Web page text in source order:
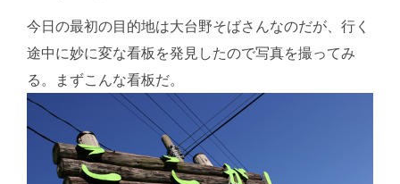
今日の最初の目的地は大台野そばさんなのだが、行く
途中に妙に変な看板を発見したので写真を撮ってみ
る。まずこんな看板だ。